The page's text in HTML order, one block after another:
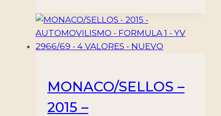
MONACO/SELLOS –
2015 –